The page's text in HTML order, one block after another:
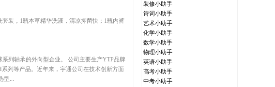
装，1瓶本草精华洗液，清凉抑菌快；1瓶内裤
列轴承的外向型企业。 公司主要生产YTP品牌
列等产品。近年来，宇通公司在技术创新方面
型...
装修小助手
诗词小助手
艺术小助手
化学小助手
数学小助手
物理小助手
英语小助手
高考小助手
中考小助手